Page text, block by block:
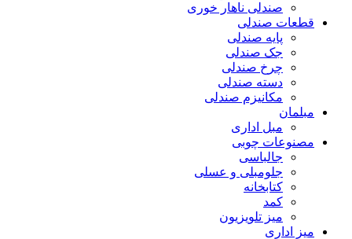
صندلی ناهار خوری
قطعات صندلی
پایه صندلی
جک صندلی
چرخ صندلی
دسته صندلی
مکانیزم صندلی
مبلمان
مبل اداری
مصنوعات چوبی
جالباسی
جلومبلی و عسلی
کتابخانه
کمد
میز تلویزیون
میز اداری